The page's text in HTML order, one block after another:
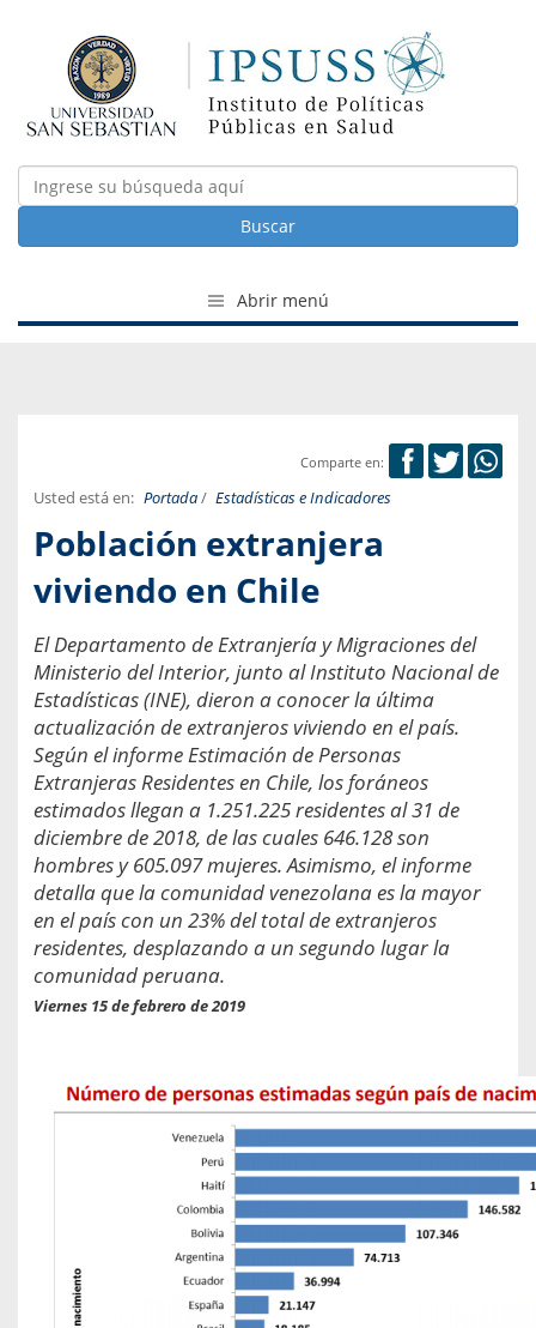
Buscar
Abrir menú
Comparte en:
Usted está en: Portada/ Estadísticas e Indicadores
Población extranjera
viviendo en Chile
El Departamento de Extranjería y Migraciones del
Ministerio del Interior, junto al Instituto Nacional de
Estadísticas (INE), dieron a conocer la última
actualización de extranjeros viviendo en el país.
Según el informe Estimación de Personas
Extranjeras Residentes en Chile, los foráneos
estimados llegan a 1.251.225 residentes al 31 de
diciembre de 2018, de las cuales 646.128 son
hombres y 605.097 mujeres. Asimismo, el informe
detalla que la comunidad venezolana es la mayor
en el país con un 23% del total de extranjeros
residentes, desplazando a un segundo lugar la
comunidad peruana.
Viernes 15 de febrero de 2019